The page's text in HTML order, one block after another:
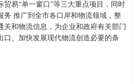
贸易“单一窗口”等三大重点项目，同时
务 推广到全市各口岸和物流领域，整
关和物流信息，为企业和政府有关部门
口、加快发展现代物流创造必要的条